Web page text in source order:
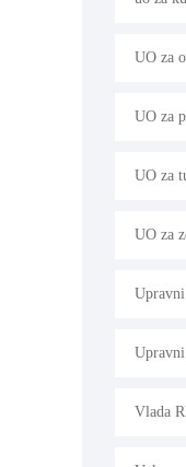
UO za
UO za
UO za
UO za
Vlada